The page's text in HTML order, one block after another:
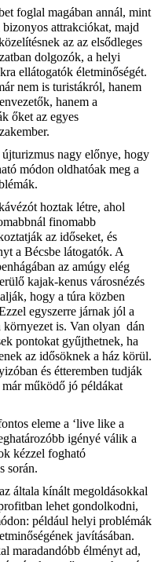
et foglal magában annál, mint
attrakciókat, majd
az az elsődleges
dolgozók, a helyi
ellátogatók életminőségét.
nem is turistákról, hanem
hanem a
őket az egyes
újturizmus nagy előnye, hogy
módon oldhatóak meg a
hoztak létre, ahol
finomabb
az időseket, és
a Bécsbe látogatók. A
az amúgy elég
kajak-kenus városnézés
hogy a túra közben
egyszerre járnak jól a
környezet is. Van olyan dán
pontokat gyűjthetnek, ha
az idősöknek a ház körül.
és étteremben tudják
működő jó példákat
eleme a ‘live like a
igényé válik a
kézzel fogható
során.
az általa kínált megoldásokkal
lehet gondolkodni,
például helyi problémák
javításában.
maradandóbb élményt ad,